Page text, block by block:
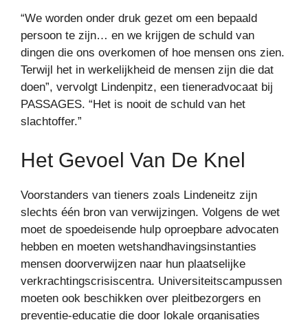
“We worden onder druk gezet om een ​​bepaald
persoon te zijn… en we krijgen de schuld van
dingen die ons overkomen of hoe mensen ons zien.
Terwijl het in werkelijkheid de mensen zijn die dat
doen”, vervolgt Lindenpitz, een tieneradvocaat bij
PASSAGES. “Het is nooit de schuld van het
slachtoffer.”
Het Gevoel Van De Knel
Voorstanders van tieners zoals Lindeneitz zijn
slechts één bron van verwijzingen. Volgens de wet
moet de spoedeisende hulp oproepbare advocaten
hebben en moeten wetshandhavingsinstanties
mensen doorverwijzen naar hun plaatselijke
verkrachtingscrisiscentra. Universiteitscampussen
moeten ook beschikken over pleitbezorgers en
preventie-educatie die door lokale organisaties